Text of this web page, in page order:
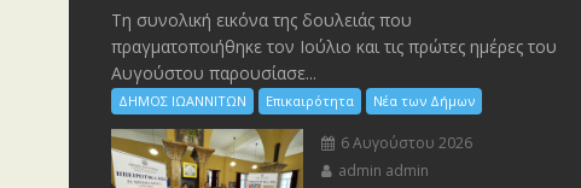
Τη συνολική εικόνα της δουλειάς που
πραγματοποιήθηκε τον Ιούλιο και τις πρώτες ημέρες του
Αυγούστου παρουσίασε...
ΔΗΜΟΣ ΙΩΑΝΝΙΤΩΝ Επικαιρότητα Νέα των Δήμων
6 Αυγούστου 2026
admin admin